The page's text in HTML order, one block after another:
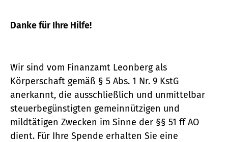
Danke für Ihre Hilfe!
Wir sind vom Finanzamt Leonberg als
Körperschaft gemäß § 5 Abs. 1 Nr. 9 KstG
anerkannt, die ausschließlich und unmittelbar
steuerbegünstigten gemeinnützigen und
mildtätigen Zwecken im Sinne der §§ 51 ff AO
dient. Für Ihre Spende erhalten Sie eine